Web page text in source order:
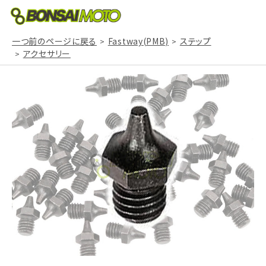
一つ前のページに戻る Fastway(PMB)
ステップ
アクセサリー